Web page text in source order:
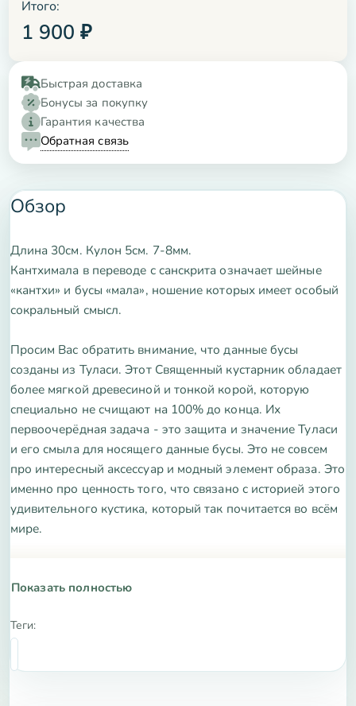
Итого:
1 900 ₽
Быстрая доставка
Бонусы за покупку
Гарантия качества
Обратная связь
Обзор
Длина 30см. Кулон 5см. 7-8мм.
Кантхимала в переводе с санскрита означает шейные
«кантхи» и бусы «мала», ношение которых имеет особый
сокральный смысл.
Просим Вас обратить внимание, что данные бусы
созданы из Туласи. Этот Священный кустарник обладает
более мягкой древесиной и тонкой корой, которую
специально не счищают на 100% до конца. Их
первоочерёдная задача - это защита и значение Туласи
и его смыла для носящего данные бусы. Это не совсем
про интересный аксессуар и модный элемент образа. Это
именно про ценность того, что связано с историей этого
удивительного кустика, который так почитается во всём
мире.
снимать бусы.
Туласи, или Базилик Священный, является одним из
Помимо ценных свойств самого растения и его
Показать полностью
Теги: